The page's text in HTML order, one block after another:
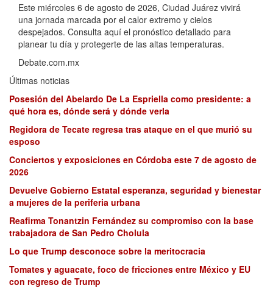
Este miércoles 6 de agosto de 2026, Ciudad Juárez vivirá
una jornada marcada por el calor extremo y cielos
despejados. Consulta aquí el pronóstico detallado para
planear tu día y protegerte de las altas temperaturas.
Debate.com.mx
Últimas noticias
Posesión del Abelardo De La Espriella como presidente: a
qué hora es, dónde será y dónde verla
Regidora de Tecate regresa tras ataque en el que murió su
esposo
Conciertos y exposiciones en Córdoba este 7 de agosto de
2026
Devuelve Gobierno Estatal esperanza, seguridad y bienestar
a mujeres de la periferia urbana
Reafirma Tonantzin Fernández su compromiso con la base
trabajadora de San Pedro Cholula
Lo que Trump desconoce sobre la meritocracia
Tomates y aguacate, foco de fricciones entre México y EU
con regreso de Trump